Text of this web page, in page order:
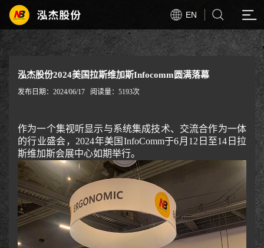
EN
泓杰股份2024美国拉斯维加斯Infocomm圆满落幕
发布日期：2024/06/17 阅读量：5193次
作为一个集视听显示与系统集成技术、交流合作为一体
的行业盛会，2024年美国InfoComm于6月12日至14日拉
斯维加斯会展中心如期举行。